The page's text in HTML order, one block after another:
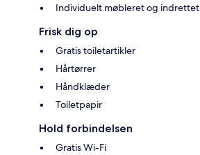
Individuelt møbleret og indrettet
Frisk dig op
Gratis toiletartikler
Hårtørrer
Håndklæder
Toiletpapir
Hold forbindelsen
Gratis Wi-Fi